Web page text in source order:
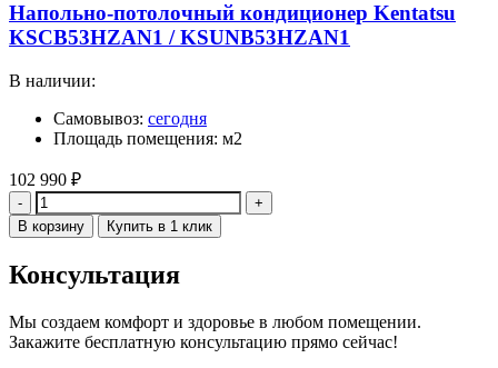
Напольно-потолочный кондиционер Kentatsu
KSCB53HZAN1 / KSUNB53HZAN1
В наличии:
Самовывоз: сегодня
Площадь помещения: м2
102 990 ₽
Количество
В корзину Купить в 1 клик
Консультация
Мы создаем комфорт и здоровье в любом помещении.
Закажите бесплатную консультацию прямо сейчас!